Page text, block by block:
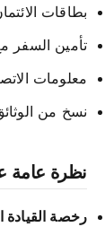
بطاقات
تأمين السفر
معلومات
نسخ من
نظرة عامة
رخصة القيادة